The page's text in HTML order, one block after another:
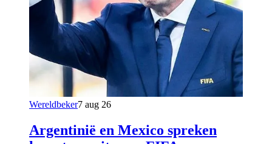
Wereldbeker7 aug 26
Argentinië en Mexico spreken